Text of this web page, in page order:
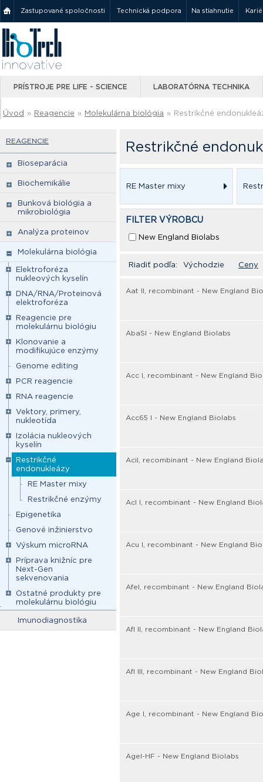
Zastupované spoločnosti Technická podpora Na stiahnutie
PRÍSTROJE PRE LIFE - SCIENCE LABORATÓRNA TECHNIKA
Úvod » Reagencie » Molekulárna biológia » Restrikčné
REAGENCIE
Bioseparácia
Biochemikálie
Bunková biológia a
mikrobiológia
Analýza proteinov
Molekulárna biológia
Elektroforéza
nukleových kyselín
DNA/RNA/Proteinová
elektroforéza
Reagencie pre
molekulárnu biológiu
Klonovanie a
modifikujúce enzýmy
Genome editing
PCR reagencie
RNA reagencie
Vektory, primery,
nukleotída
Izolácia nukleových
kyselín
Restrikčné
endonukleázy
RE Master mixy
Restrikčné enzýmy
Epigenetika
Genové inžinierstvo
Výskum microRNA
Príprava knižníc pre
Next-Gen
sekvenovania
Ostatné produkty pre
molekulárnu biológiu
Imunodiagnostika
Restrikčné
RE Master mixy
FILTER VÝROBCU
New England Biolabs
Riadiť podľa: Východzie Ceny
Aat II, recombinant - New England
AbaSI - New England Biolabs
Acc I, recombinant - New England
Acc65 I - New England Biolabs
AciI, recombinant - New England
Acl I, recombinant - New England
Acu I, recombinant - New England
AfeI, recombinant - New England
Afl II, recombinant - New England
Afl III, recombinant - New England
Age I, recombinant - New England
AgeI-HF - New England Biolabs